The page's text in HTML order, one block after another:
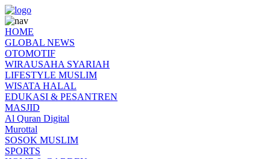
HOME
GLOBAL NEWS
OTOMOTIF
WIRAUSAHA SYARIAH
LIFESTYLE MUSLIM
WISATA HALAL
EDUKASI & PESANTREN
MASJID
Al Quran Digital
Murottal
SOSOK MUSLIM
SPORTS